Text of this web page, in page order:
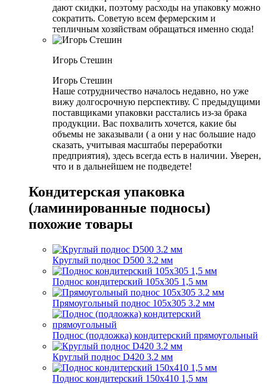
дают скидки, поэтому расходы на упаковку можно
сократить. Советую всем фермерским и
тепличным хозяйствам обращаться именно сюда!
Игорь Стешин
Игорь Стешин
Наше сотрудничество началось недавно, но уже
вижу долгосрочную перспективу. С предыдущими
поставщиками упаковки расстались из-за брака
продукции. Вас похвалить хочется, какие бы
объемы не заказывали ( а они у нас большие надо
сказать, учитывая масштабы переработки
предприятия), здесь всегда есть в наличии. Уверен,
что и в дальнейшем не подведете!
Кондитерская упаковка
(ламинированные подносы)
похожие товары
Круглый поднос D500 3.2 мм
Поднос кондитерский 105х305 1,5 мм
Прямоугольный поднос 105х305 3.2 мм
Поднос (подложка) кондитерский прямоугольный
Круглый поднос D420 3.2 мм
Поднос кондитерский 150х410 1,5 мм